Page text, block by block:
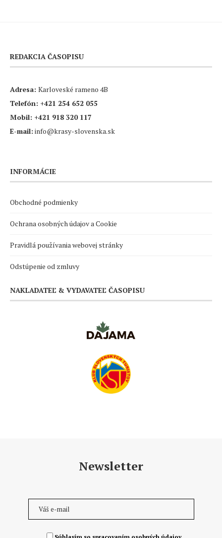
REDAKCIA ČASOPISU
Adresa: Karloveské rameno 4B
Telefón: +421 254 652 055
Mobil: +421 918 320 117
E-mail: info@krasy-slovenska.sk
INFORMÁCIE
Obchodné podmienky
Ochrana osobných údajov a Cookie
Pravidlá používania webovej stránky
Odstúpenie od zmluvy
NAKLADATEĽ & VYDAVATEĽ ČASOPISU
Newsletter